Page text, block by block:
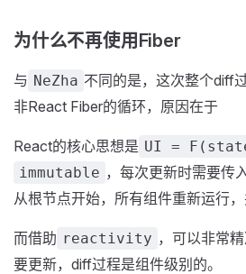
为什么不再使用Fiber
与 NeZha 不同的是，这次整个diff
非React Fiber的循环，原因在于
React的核心思想是 UI =
immutable ，每次更新时需要传
从根节点开始，所有组件重新运行，
而借助 reactivity ，可以非常
要更新，diff过程是组件级别的。